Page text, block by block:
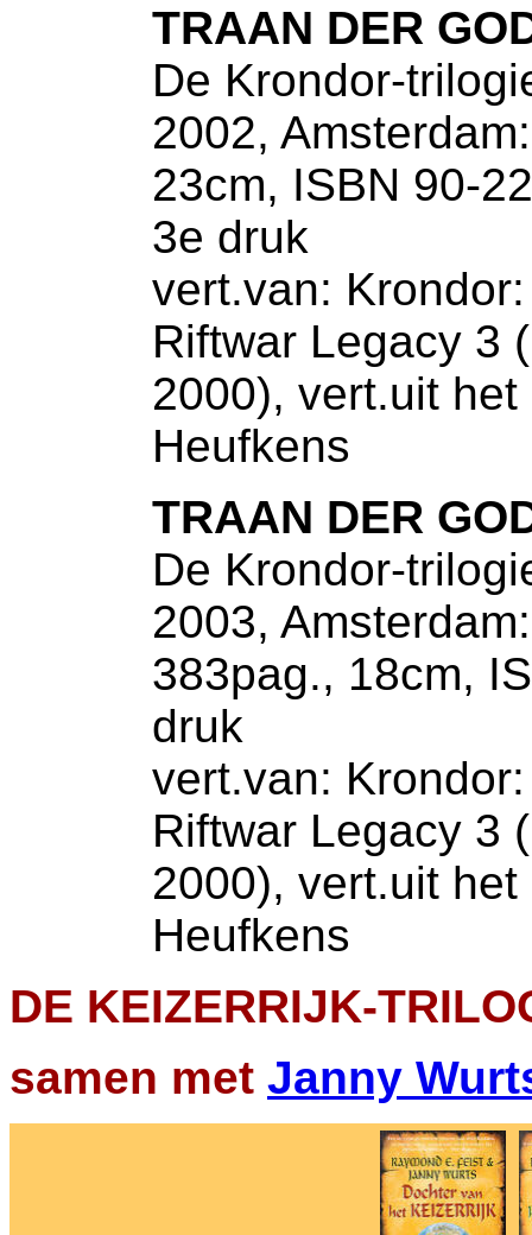
TRAAN DER
De Krondor-
2002,
23cm, ISBN 90-
3e druk
vert.van:
Riftwar Legacy 3
2000), vert.uit
Heufkens
TRAAN DER
De Krondor-
2003,
383pag., 18cm,
druk
vert.van:
Riftwar Legacy 3
2000), vert.uit
Heufkens
DE KEIZERRIJK-
samen met Janny